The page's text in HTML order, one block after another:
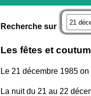
Recherche sur
Les fêtes et
Le 21 décembre 1985
La nuit du 21 au 22